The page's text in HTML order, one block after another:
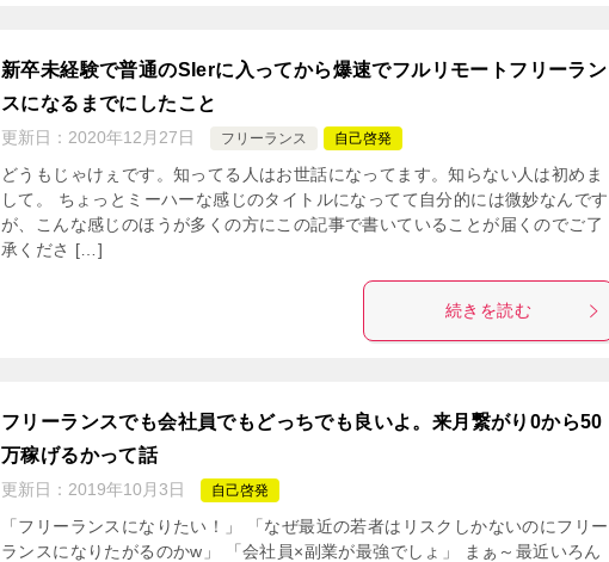
新卒未経験で普通のSIerに入ってから爆速でフルリモートフリーラン
スになるまでにしたこと
更新日： 2020年12月27日 フリーランス 自己啓発
どうもじゃけぇです。知ってる人はお世話になってます。知らない人は初めま
して。 ちょっとミーハーな感じのタイトルになってて自分的には微妙なんです
が、こんな感じのほうが多くの方にこの記事で書いていることが届くのでご了
承くださ […]
続きを読む
フリーランスでも会社員でもどっちでも良いよ。来月繋がり0から50
万稼げるかって話
更新日： 2019年10月3日 自己啓発
「フリーランスになりたい！」 「なぜ最近の若者はリスクしかないのにフリー
ランスになりたがるのかw」 「会社員×副業が最強でしょ」 まぁ～最近いろん